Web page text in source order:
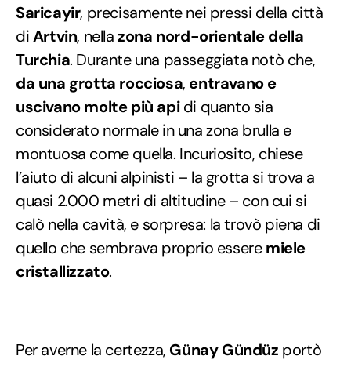
Saricayir, precisamente nei pressi della città
diArtvin, nellazona nord-orientale della
Turchia. Durante una passeggiata notò che,
da una grotta rocciosa, entravano e
uscivano molte più apidi quanto sia
considerato normale in una zona brulla e
montuosa come quella. Incuriosito, chiese
l’aiuto di alcuni alpinisti – la grotta si trova a
quasi 2.000 metri di altitudine – con cui si
calò nella cavità, e sorpresa: la trovò piena di
quello che sembrava proprio esseremiele
cristallizzato.
Per averne la certezza, Günay Gündüz portò